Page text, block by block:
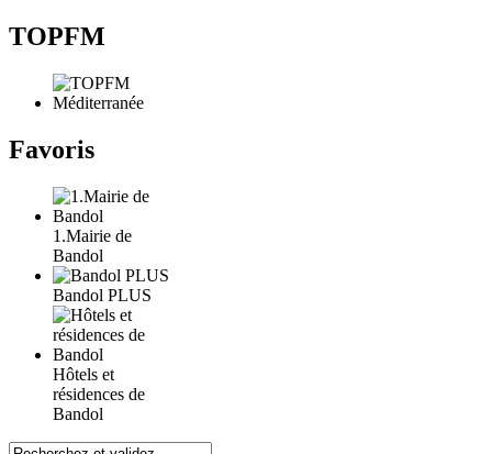
TOPFM
Favoris
1.Mairie de
Bandol
Bandol PLUS
Hôtels et
résidences de
Bandol